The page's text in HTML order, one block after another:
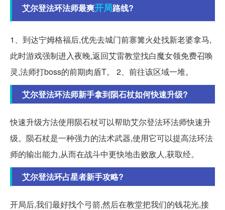
艾尔登法环法师最爽开局路线?
1、到达宁姆格福后,优先去城门前寨篝火处找新老婆拿马,
此时游戏强制进入夜晚,返回艾雷教堂找白魔女领免费召唤
灵,法师打boss的前期肉盾T。 2、前往该区域一堆。
艾尔登法环法师新手拿到陨石杖如何快速升级?
快速升级方法使用陨石杖可以帮助艾尔登法环法师快速升
级。陨石杖是一种强力的法术武器,使用它可以提高法环法
师的输出能力,从而在战斗中更快地击败敌人,获取经。
艾尔登法环占星者新手攻略?
开局后,我们最好找个弓箭,然后在教堂把我们的钱花光,接